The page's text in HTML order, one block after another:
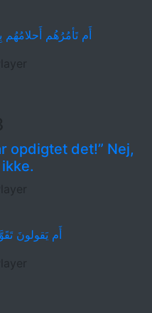
أَم تَأمُرُهُم
opdigtet det!” Nej,
أَم يَقولونَ